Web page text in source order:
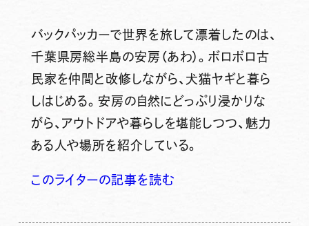
バックパッカーで世界を旅して漂着したのは、
千葉県房総半島の安房（あわ）。ボロボロ古
民家を仲間と改修しながら、犬猫ヤギと暮ら
しはじめる。安房の自然にどっぷり浸かりな
がら、アウトドアや暮らしを堪能しつつ、魅力
ある人や場所を紹介している。
このライターの記事を読む